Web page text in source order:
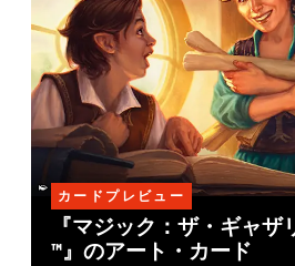
カードプレビュー
『マジック：ザ・ギャザ
™』のアート・カード